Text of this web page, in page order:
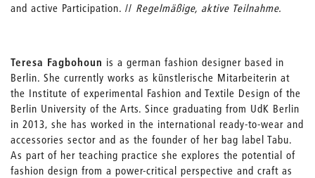
and active Participation. // Regelmäßige, aktive Teilnahme.
Teresa Fagbohoun is a german fashion designer based in
Berlin. She currently works as künstlerische Mitarbeiterin at
the Institute of experimental Fashion and Textile Design of the
Berlin University of the Arts. Since graduating from UdK Berlin
in 2013, she has worked in the international ready-to-wear and
accessories sector and as the founder of her bag label Tabu.
As part of her teaching practice she explores the potential of
fashion design from a power-critical perspective and craft as